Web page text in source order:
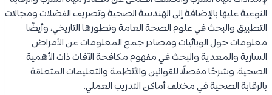
النوعية عليها بالإضافة إلى الهندسة الصحية وتصريف الفضلات ومجالات
التطبيق والبحث في علوم الصحة العامة وتطورها التاريخي، وأيضًا
معلومات حول الوبائيات ومصادر جمع المعلومات عن الأمراض
السارية والمعدية والبحث في مفهوم مكافحة الآفات ذات الأهمية
الصحية، وشرحًا مفصلًا للقوانين والأنظمة والتعليمات المتعلقة
بالرقابة الصحية في مختلف أماكن التدريب العملي.